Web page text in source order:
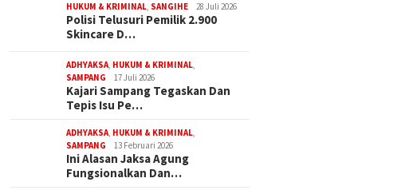
HUKUM & KRIMINAL, SANGIHE 28 Juli 2026
Polisi Telusuri Pemilik 2.900
Skincare D…
ADHYAKSA, HUKUM & KRIMINAL,
SAMPANG
17 Juli 2026
Kajari Sampang Tegaskan Dan
Tepis Isu Pe…
ADHYAKSA, HUKUM & KRIMINAL,
SAMPANG
13 Februari 2026
Ini Alasan Jaksa Agung
Fungsionalkan Dan…